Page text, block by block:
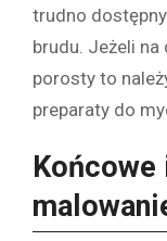
trudno
brudu. Jeżeli
porosty to
preparaty do
Końcowe